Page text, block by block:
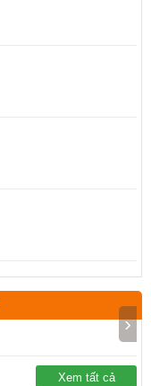
›
Xem tất cả